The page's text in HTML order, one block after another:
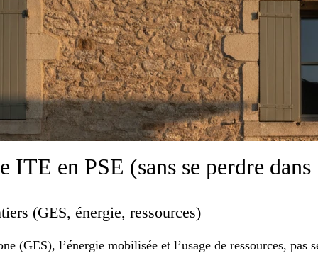
ITE en PSE (sans se perdre
(GES, énergie, ressources)
(GES), l’énergie mobilisée et l’usage de ressources,